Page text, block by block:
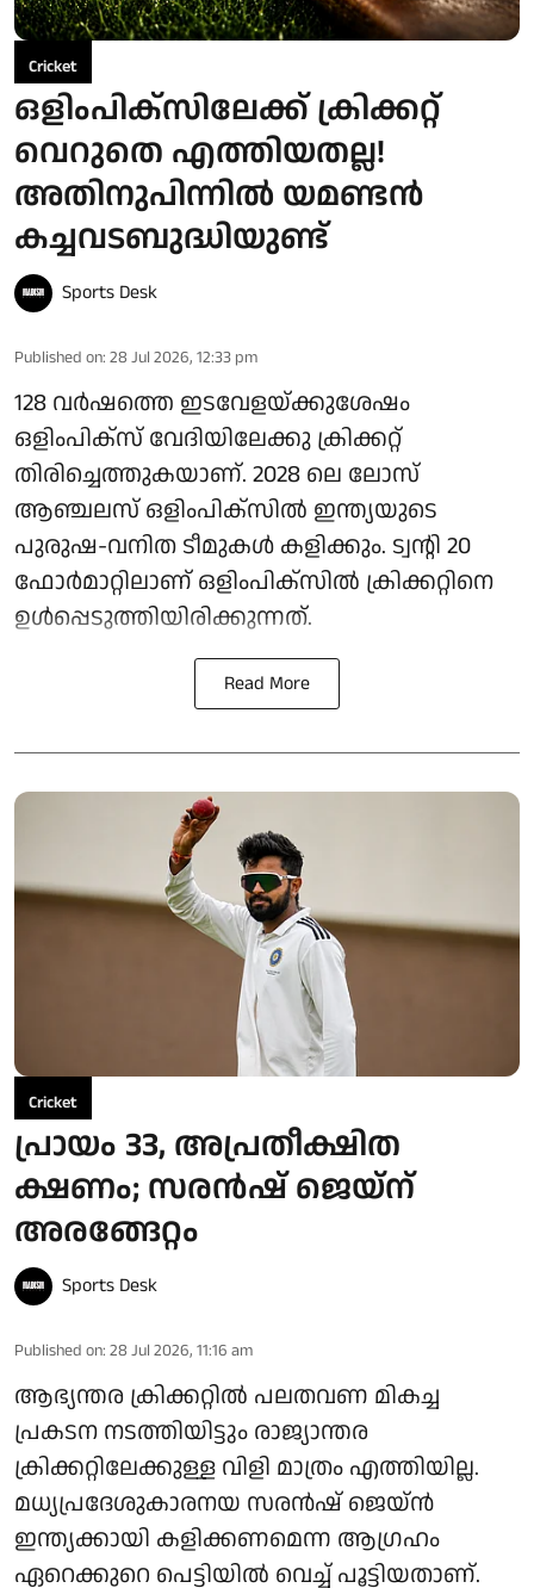
Cricket
ഒളിംപിക്‌സിലേക്ക് ക്രിക്കറ്റ്
വെറുതെ എത്തിയതല്ല!
അതിനുപിന്നിൽ യമണ്ടൻ
കച്ചവടബുദ്ധിയുണ്ട്
Sports Desk
Published on: 28 Jul 2026, 12:33 pm
128 വർഷത്തെ ഇടവേളയ്ക്കുശേഷം
ഒളിംപിക്‌സ് വേദിയിലേക്കു ക്രിക്കറ്റ്
തിരിച്ചെത്തുകയാണ്. 2028 ലെ ലോസ്
ആഞ്ചലസ് ഒളിംപിക്‌സിൽ ഇന്ത്യയുടെ
പുരുഷ-വനിത ടീമുകൾ കളിക്കും. ട്വന്റി 20
ഫോർമാറ്റിലാണ് ഒളിംപിക്‌സിൽ ക്രിക്കറ്റിനെ
ഉൾപ്പെടുത്തിയിരിക്കുന്നത്.
Read More
Cricket
പ്രായം 33, അപ്രതീക്ഷിത
ക്ഷണം; സരൻഷ് ജെയ്‌ന്
അരങ്ങേറ്റം
Sports Desk
Published on: 28 Jul 2026, 11:16 am
ആഭ്യന്തര ക്രിക്കറ്റിൽ പലതവണ മികച്ച
പ്രകടന നടത്തിയിട്ടും രാജ്യാന്തര
ക്രിക്കറ്റിലേക്കുള്ള വിളി മാത്രം എത്തിയില്ല.
മധ്യപ്രദേശുകാരനയ സരൻഷ് ജെയ്ൻ
ഇന്ത്യക്കായി കളിക്കണമെന്ന ആഗ്രഹം
ഏറെക്കുറെ പെട്ടിയിൽ വെച്ച് പൂട്ടിയതാണ്.